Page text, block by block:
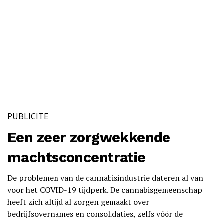
PUBLICITE
Een zeer zorgwekkende
machtsconcentratie
De problemen van de cannabisindustrie dateren al van
voor het COVID-19 tijdperk. De cannabisgemeenschap
heeft zich altijd al zorgen gemaakt over
bedrijfsovernames en consolidaties, zelfs vóór de